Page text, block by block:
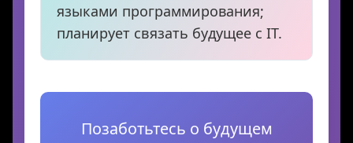
языками программирования;
планирует связать будущее с IT.
Позаботьтесь о будущем